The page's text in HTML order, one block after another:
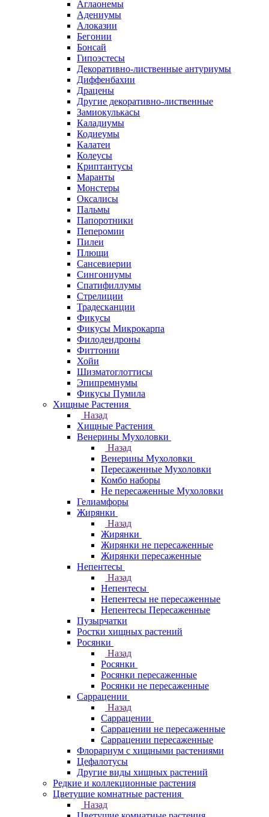
Аглаонемы
Адениумы
Алоказии
Бегонии
Бонсай
Гипоэстесы
Декоративно-лиственные антуриумы
Диффенбахии
Драцены
Другие декоративно-лиственные
Замиокулькасы
Каладиумы
Кодиеумы
Калатеи
Колеусы
Криптантусы
Маранты
Монстеры
Оксалисы
Пальмы
Папоротники
Пеперомии
Пилеи
Плющи
Сансевиерии
Сингониумы
Спатифиллумы
Стрелиции
Традесканции
Фикусы
Фикусы Микрокарпа
Филодендроны
Фиттонии
Хойи
Шизматоглоттисы
Эпипремнумы
Фикусы Пумила
Хищные Растения
Назад
Хищные Растения
Венерины Мухоловки
Назад
Венерины Мухоловки
Пересаженные Мухоловки
Комбо наборы
Не пересаженные Мухоловки
Гелиамфоры
Жирянки
Назад
Жирянки
Жирянки не пересаженные
Жирянки пересаженные
Непентесы
Назад
Непентесы
Непентесы не пересаженные
Непентесы Пересаженные
Пузырчатки
Ростки хищных растений
Росянки
Назад
Росянки
Росянки пересаженные
Росянки не пересаженные
Саррацении
Назад
Саррацении
Саррацении не пересаженные
Саррацении пересаженные
Флорариум с хищными растениями
Цефалотусы
Другие виды хищных растений
Редкие и коллекционные растения
Цветущие комнатные растения
Назад